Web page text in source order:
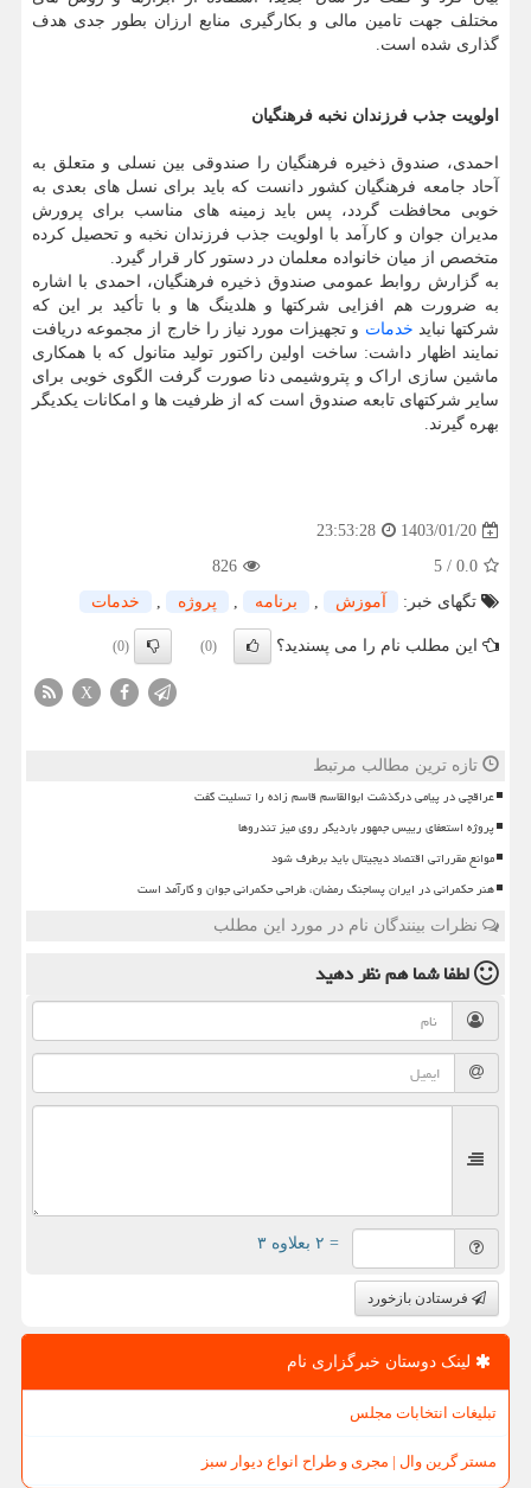
مختلف جهت تامین مالی و بکارگیری منابع ارزان بطور جدی هدف
گذاری شده است.
اولویت جذب فرزندان نخبه فرهنگیان
احمدی، صندوق ذخیره فرهنگیان را صندوقی بین نسلی و متعلق به
آحاد جامعه فرهنگیان کشور دانست که باید برای نسل های بعدی به
خوبی محافظت گردد، پس باید زمینه های مناسب برای پرورش
مدیران جوان و کارآمد با اولویت جذب فرزندان نخبه و تحصیل کرده
متخصص از میان خانواده معلمان در دستور کار قرار گیرد.
به گزارش روابط عمومی صندوق ذخیره فرهنگیان، احمدی با اشاره
به ضرورت هم افزایی شرکتها و هلدینگ ها و با تأکید بر این که
شرکتها نباید خدمات و تجهیزات مورد نیاز را خارج از مجموعه دریافت
نمایند اظهار داشت: ساخت اولین راکتور تولید متانول که با همکاری
ماشین سازی اراک و پتروشیمی دنا صورت گرفت الگوی خوبی برای
سایر شرکتهای تابعه صندوق است که از ظرفیت ها و امکانات یکدیگر
بهره گیرند.
1403/01/20
23:53:28
0.0
/
5
826
تگهای خبر:
آموزش , برنامه , پروژه , خدمات
این مطلب نام را می پسندید؟ (0)
(0)
X
تازه ترین مطالب مرتبط
عراقچی در پیامی درگذشت ابوالقاسم قاسم زاده را تسلیت گفت
پروژه استعفای رییس جمهور باردیگر روی میز تندروها
موانع مقرراتی اقتصاد دیجیتال باید برطرف شود
هنر حکمرانی در ایران پساجنگ رمضان، طراحی حکمرانی جوان و کارآمد است
نظرات بینندگان نام در مورد این مطلب
لطفا شما همنظر دهید
= ۲ بعلاوه ۳
فرستادن بازخورد
لینک دوستان خبرگزاری نام
تبلیغات انتخابات مجلس
مستر گرین وال | مجری و طراح انواع دیوار سبز